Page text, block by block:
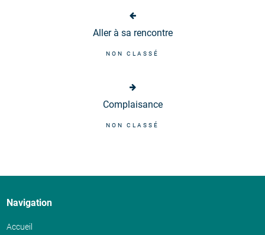
Aller à sa rencontre
NON CLASSÉ
Complaisance
NON CLASSÉ
Navigation
Accueil